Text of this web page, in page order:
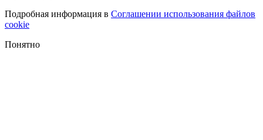
Подробная информация в Соглашении использования файлов
cookie
Понятно